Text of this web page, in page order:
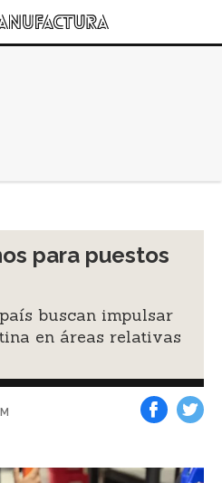
para puestos
buscan impulsar
en áreas relativas